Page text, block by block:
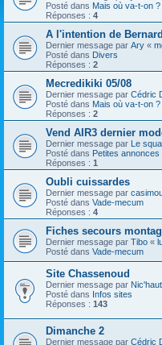
Posté dans Mais où va-t-on ?
Réponses : 4
A l'intention de
Dernier message par Ary «
Posté dans Divers
Réponses : 2
Mecredikiki 05/08
Dernier message par Cédric
Posté dans Mais où va-t-on ?
Réponses : 2
Vend AIR3 dernier
Dernier message par Le
Posté dans Petites annonces
Réponses : 1
Oubli cuissardes
Dernier message par
Posté dans Vade-mecum
Réponses : 4
Fiches secours
Dernier message par Tibo «
Posté dans Vade-mecum
Site Chassenoud
Dernier message par Nic'haut
Posté dans Infos sites
Réponses : 143
Dimanche 2
Dernier message par Cédric